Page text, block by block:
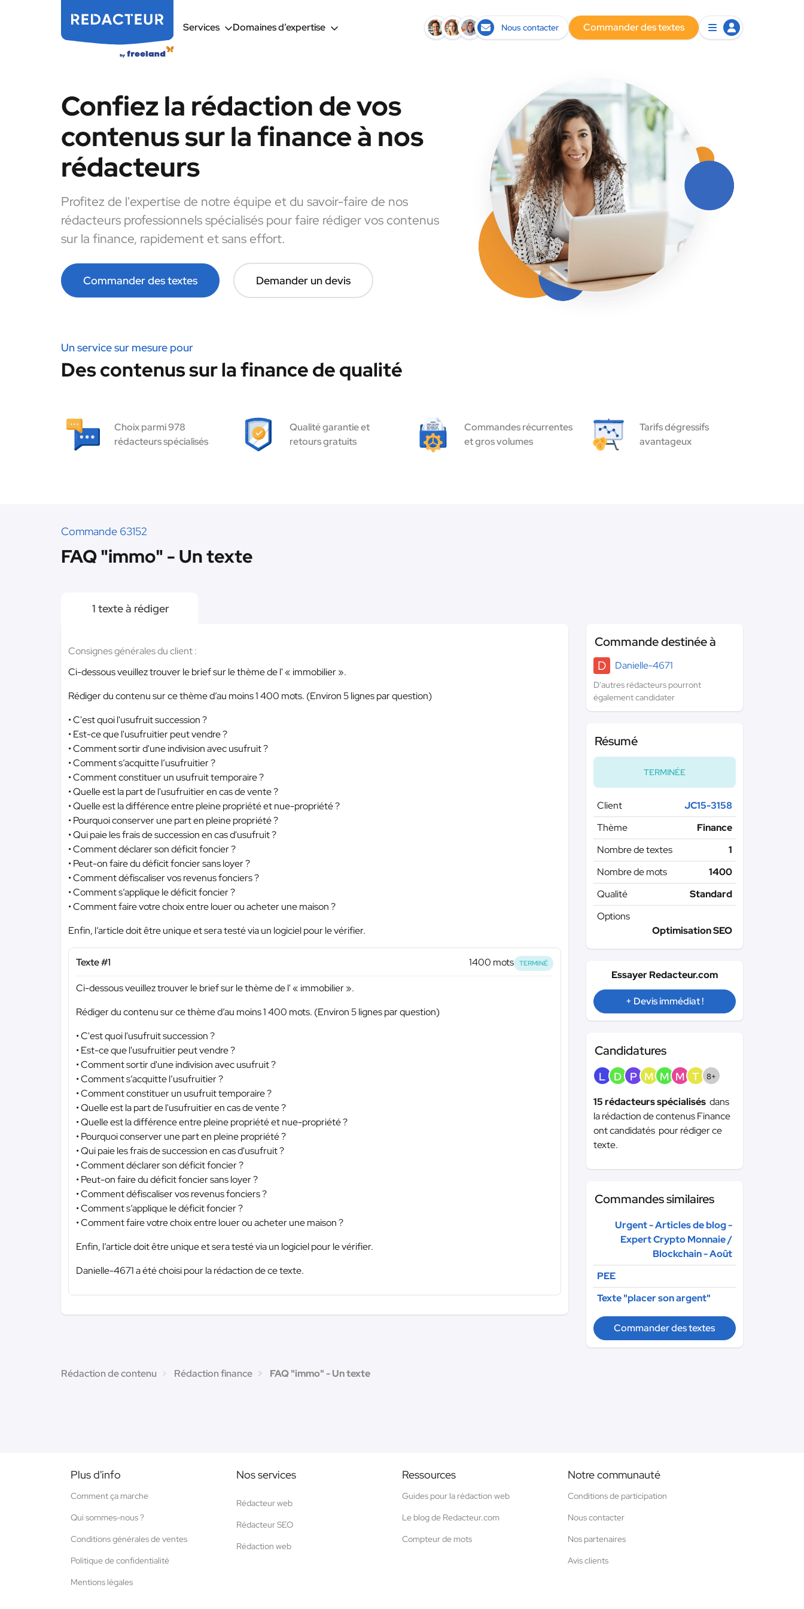
Services Domaines d’expertise Nous contacter Commander des textes
Confiez la rédaction de vos
contenus sur la finance à nos
rédacteurs
Profitez de l'expertise de notre équipe et du savoir-faire de nos
rédacteurs professionnels spécialisés pour faire rédiger vos contenus
sur la finance, rapidement et sans effort.
Commander des textes Demander un devis
Un service sur mesure pour
Des contenus sur la finance de qualité
Choix parmi 978
rédacteurs spécialisés
Qualité garantie et
retours gratuits
Commandes récurrentes
et gros volumes
Tarifs dégressifs
avantageux
Commande 63152
FAQ "immo" - Un texte
1 texte à rédiger
Consignes générales du client :
Ci-dessous veuillez trouver le brief sur le thème de l' « immobilier ».
Rédiger du contenu sur ce thème d’au moins 1 400 mots. (Environ 5 lignes par question)
• C'est quoi l'usufruit succession ?
• Est-ce que l'usufruitier peut vendre ?
• Comment sortir d'une indivision avec usufruit ?
• Comment s’acquitte l’usufruitier ?
• Comment constituer un usufruit temporaire ?
• Quelle est la part de l'usufruitier en cas de vente ?
• Quelle est la différence entre pleine propriété et nue-propriété ?
• Pourquoi conserver une part en pleine propriété ?
• Qui paie les frais de succession en cas d'usufruit ?
• Comment déclarer son déficit foncier ?
• Peut-on faire du déficit foncier sans loyer ?
• Comment défiscaliser vos revenus fonciers ?
• Comment s’applique le déficit foncier ?
• Comment faire votre choix entre louer ou acheter une maison ?
Enfin, l’article doit être unique et sera testé via un logiciel pour le vérifier.
Texte #1 1400 mots TERMINÉ
Ci-dessous veuillez trouver le brief sur le thème de l' « immobilier ».
Rédiger du contenu sur ce thème d’au moins 1 400 mots. (Environ 5 lignes par question)
• C'est quoi l'usufruit succession ?
• Est-ce que l'usufruitier peut vendre ?
• Comment sortir d'une indivision avec usufruit ?
• Comment s’acquitte l’usufruitier ?
• Comment constituer un usufruit temporaire ?
• Quelle est la part de l'usufruitier en cas de vente ?
• Quelle est la différence entre pleine propriété et nue-propriété ?
• Pourquoi conserver une part en pleine propriété ?
• Qui paie les frais de succession en cas d'usufruit ?
• Comment déclarer son déficit foncier ?
• Peut-on faire du déficit foncier sans loyer ?
• Comment défiscaliser vos revenus fonciers ?
• Comment s’applique le déficit foncier ?
• Comment faire votre choix entre louer ou acheter une maison ?
Enfin, l’article doit être unique et sera testé via un logiciel pour le vérifier.
Danielle-4671 a été choisi pour la rédaction de ce texte.
Commande destinée à
D
Danielle-4671
D'autres rédacteurs pourront
également candidater
Résumé
TERMINÉE
Client
JC15-3158
Thème
Finance
Nombre de textes
1
Nombre de mots
1400
Qualité
Standard
Options
Optimisation SEO
Essayer Redacteur.com
+ Devis immédiat !
Candidatures
L D P M M M T 8+
15 rédacteurs spécialisés dans
la rédaction de contenus Finance
ont candidatés pour rédiger ce
texte.
Commandes similaires
Urgent - Articles de blog -
Expert Crypto Monnaie /
Blockchain - Août
PEE
Texte "placer son argent"
Commander des textes
Rédaction de contenu Rédaction finance FAQ "immo" - Un texte
Plus d'info
Comment ça marche
Qui sommes-nous ?
Conditions générales de ventes
Politique de confidentialité
Mentions légales
Nos services
Rédacteur web
Rédacteur SEO
Rédaction web
Ressources
Guides pour la rédaction web
Le blog de Redacteur.com
Compteur de mots
Notre communauté
Conditions de participation
Nous contacter
Nos partenaires
Avis clients